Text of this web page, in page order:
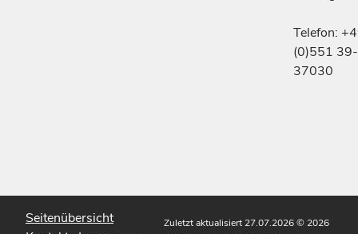
Telefon:
(0)551 39-
37030
Seitenübersicht
Zuletzt aktualisiert 27.07.2026© 2026